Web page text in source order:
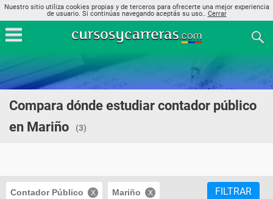
Nuestro sitio utiliza cookies propias y de terceros para ofrecerte una mejor experiencia
de usuario. Si continúas navegando aceptás su uso.. Cerrar
Compara dónde estudiar contador público
en Mariño
(3)
Contador Público Mariño FILTRAR